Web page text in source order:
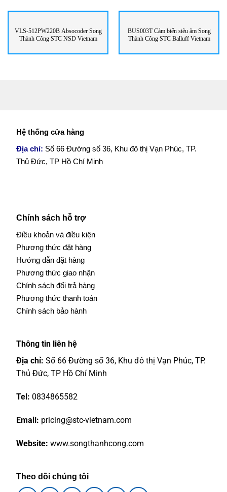
VLS-512PW220B Absocoder Song
Thành Công STC NSD Vietnam
BUS003T Cảm biến siêu âm Song
Thành Công STC Balluff Vietnam
Hệ thống cửa hàng
Địa chỉ: Số 66 Đường số 36, Khu đô thị Vạn Phúc, TP.
Thủ Đức, TP Hồ Chí Minh
Chính sách hỗ trợ
Điều khoản và điều kiện
Phương thức đặt hàng
Hướng dẫn đặt hàng
Phương thức giao nhận
Chính sách đổi trả hàng
Phương thức thanh toán
Chính sách bảo hành
Thông tin liên hệ
Địa chỉ: Số 66 Đường số 36, Khu đô thị Vạn Phúc, TP.
Thủ Đức, TP Hồ Chí Minh
Tel: 0834865582
Email: pricing@stc-vietnam.com
Website:www.songthanhcong.com
Theo dõi chúng tôi